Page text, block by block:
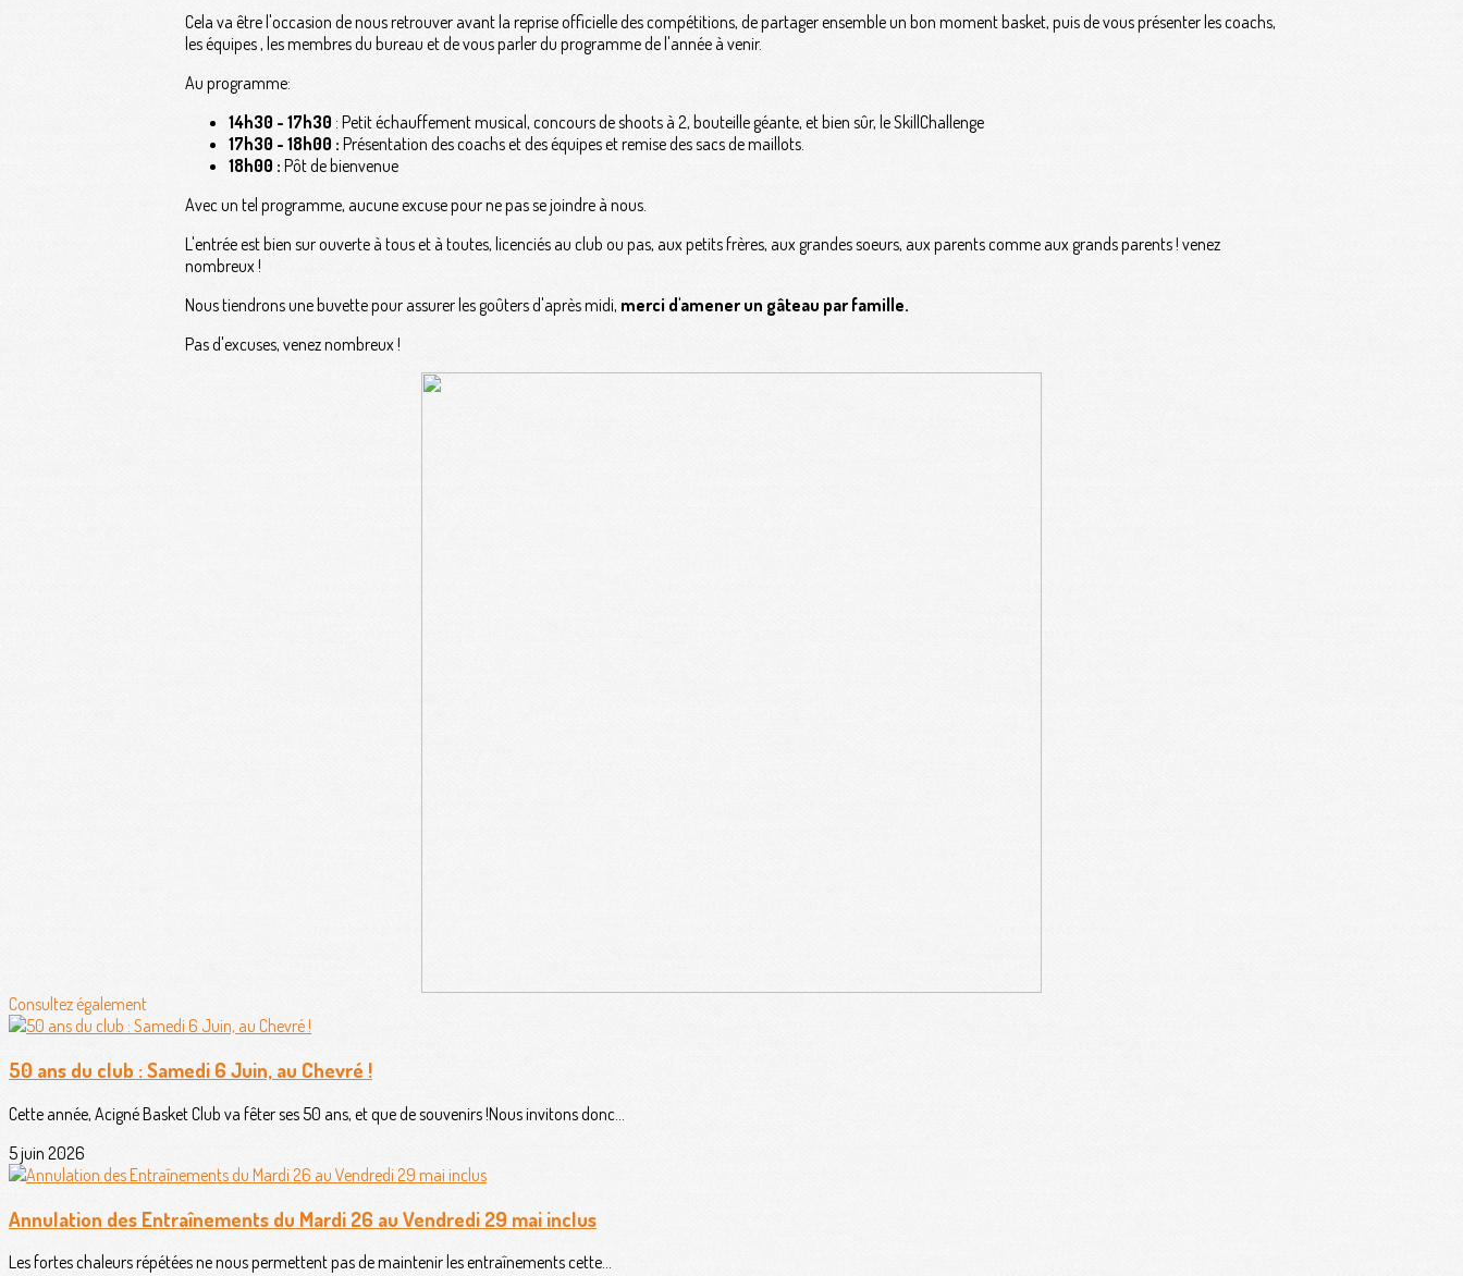
Cela va être l'occasion de nous retrouver avant la reprise officielle des compétitions, de partager ensemble un bon moment basket, puis de vous présenter les coachs,
les équipes , les membres du bureau et de vous parler du programme de l'année à venir.
Au programme:
14h30 - 17h30 : Petit échauffement musical, concours de shoots à 2, bouteille géante, et bien sûr, le SkillChallenge
17h30 - 18h00 : Présentation des coachs et des équipes et remise des sacs de maillots.
18h00 : Pôt de bienvenue
Avec un tel programme, aucune excuse pour ne pas se joindre à nous.
L'entrée est bien sur ouverte à tous et à toutes, licenciés au club ou pas, aux petits frères, aux grandes soeurs, aux parents comme aux grands parents ! venez
nombreux !
Nous tiendrons une buvette pour assurer les goûters d'après midi, merci d'amener un gâteau par famille.
Pas d'excuses, venez nombreux !
Consultez également
50 ans du club : Samedi 6 Juin, au Chevré !
Cette année, Acigné Basket Club va fêter ses 50 ans, et que de souvenirs !Nous invitons donc...
5 juin 2026
Annulation des Entraînements du Mardi 26 au Vendredi 29 mai inclus
Les fortes chaleurs répétées ne nous permettent pas de maintenir les entraînements cette...